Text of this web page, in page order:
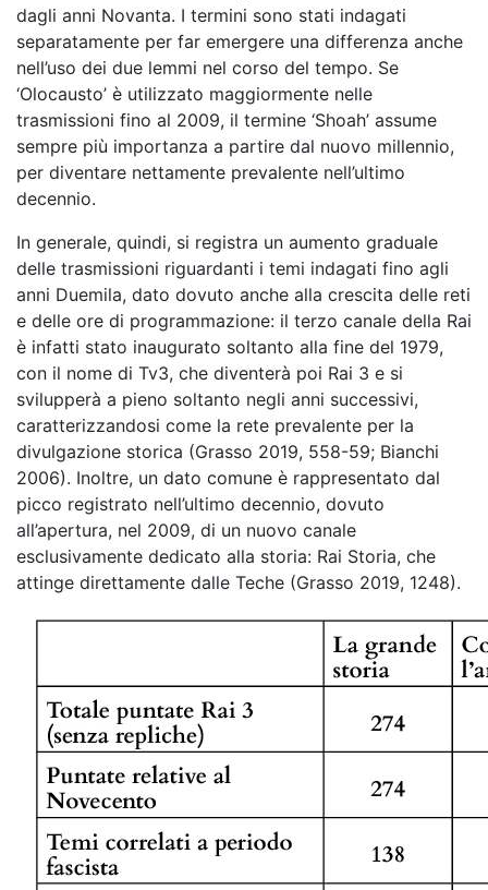
dagli anni Novanta. I termini sono stati indagati
separatamente per far emergere una differenza anche
nell’uso dei due lemmi nel corso del tempo. Se
‘Olocausto’ è utilizzato maggiormente nelle
trasmissioni fino al 2009, il termine ‘Shoah’ assume
sempre più importanza a partire dal nuovo millennio,
per diventare nettamente prevalente nell’ultimo
decennio.
In generale, quindi, si registra un aumento graduale
delle trasmissioni riguardanti i temi indagati fino agli
anni Duemila, dato dovuto anche alla crescita delle reti
e delle ore di programmazione: il terzo canale della Rai
è infatti stato inaugurato soltanto alla fine del 1979,
con il nome di Tv3, che diventerà poi Rai 3 e si
svilupperà a pieno soltanto negli anni successivi,
caratterizzandosi come la rete prevalente per la
divulgazione storica (Grasso 2019, 558-59; Bianchi
2006). Inoltre, un dato comune è rappresentato dal
picco registrato nell’ultimo decennio, dovuto
all’apertura, nel 2009, di un nuovo canale
esclusivamente dedicato alla storia: Rai Storia, che
attinge direttamente dalle Teche (Grasso 2019, 1248).